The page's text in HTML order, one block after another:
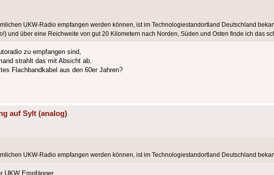
UKW-Radio empfangen werden können, ist im Technologiestandortland Deutschland
und über eine Reichweite von gut 20 Kilometern nach Norden, Süden und Osten finde ich das
zu empfangen sind,
strahlt das mit Absicht ab.
Flachbandkabel aus den 60er Jahren?
auf Sylt (analog)
UKW-Radio empfangen werden können, ist im Technologiestandortland Deutschland
UKW Empfänger.